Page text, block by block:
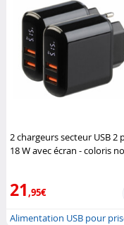
2 chargeurs secteur USB 2
18 W avec écran - coloris
21,95€
Alimentation USB pour